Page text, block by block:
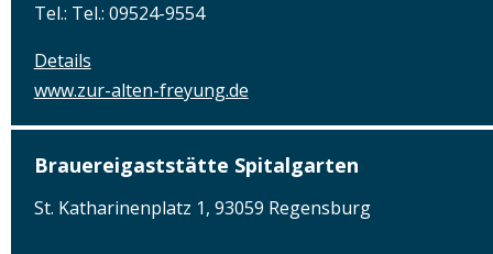
Tel.: Tel.: 09524-9554
Details
www.zur-alten-freyung.de
Brauereigaststätte Spitalgarten
St. Katharinenplatz 1, 93059 Regensburg